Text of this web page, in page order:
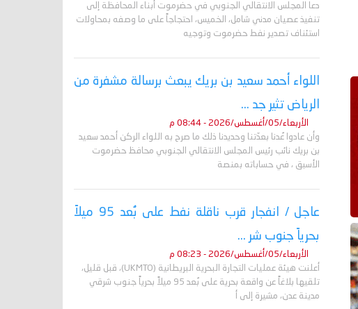
دعا المجلس الانتقالي الجنوبي في حضرموت أبناء المحافظة إلى
تنفيذ عصيان مدني شامل، الخميس، احتجاجاً على ما وصفه بمحاولات
استئناف تصدير نفط حضرموت وتوجيه
اللواء أحمد سعيد بن بريك يبعث برسالة مشفرة من
الرياض تثير جد ...
الأربعاء/05/أغسطس/2026 - 08:44 م
وأن عادوا عُدنا بعدّتنا وحديدنا ذلك ما صرح به اللواء الركن أحمد سعيد
بن بريك نائب رئيس المجلس الانتقالي الجنوبي محافظ حضرموت
الأسبق ، في حساباته بمنصة
عاجل / انفجار قرب ناقلة نفط على بُعد 95 ميلاً
بحرياً جنوب شر ...
الأربعاء/05/أغسطس/2026 - 08:23 م
أعلنت هيئة عمليات التجارة البحرية البريطانية (UKMTO)، قبل قليل،
تلقيها بلاغاً عن واقعة بحرية على بُعد 95 ميلاً بحرياً جنوب شرقي
مدينة عدن، مشيرة إلى أ